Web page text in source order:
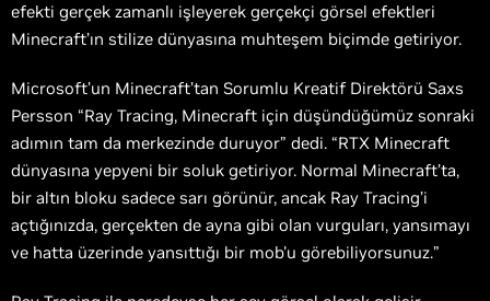
efekti gerçek zamanlı işleyerek gerçekçi görsel efektleri
Minecraft’ın stilize dünyasına muhteşem biçimde getiriyor.
Microsoft’un Minecraft’tan Sorumlu Kreatif Direktörü Saxs
Persson “Ray Tracing, Minecraft için düşündüğümüz sonraki
adımın tam da merkezinde duruyor” dedi. “RTX Minecraft
dünyasına yepyeni bir soluk getiriyor. Normal Minecraft’ta,
bir altın bloku sadece sarı görünür, ancak Ray Tracing’i
açtığınızda, gerçekten de ayna gibi olan vurguları, yansımayı
ve hatta üzerinde yansıttığı bir mob'u görebiliyorsunuz.”